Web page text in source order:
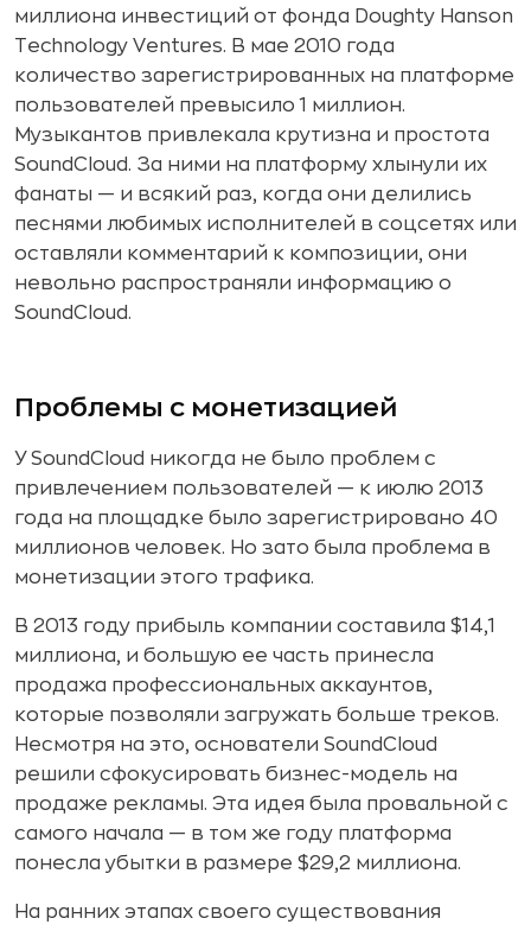
миллиона инвестиций от фонда Doughty Hanson
Technology Ventures. В мае 2010 года
количество зарегистрированных на платформе
пользователей превысило 1 миллион.
Музыкантов привлекала крутизна и простота
SoundCloud. За ними на платформу хлынули их
фанаты — и всякий раз, когда они делились
песнями любимых исполнителей в соцсетях или
оставляли комментарий к композиции, они
невольно распространяли информацию о
SoundCloud.
Проблемы с монетизацией
У SoundCloud никогда не было проблем с
привлечением пользователей — к июлю 2013
года на площадке было зарегистрировано 40
миллионов человек. Но зато была проблема в
монетизации этого трафика.
В 2013 году прибыль компании составила $14,1
миллиона, и большую ее часть принесла
продажа профессиональных аккаунтов,
которые позволяли загружать больше треков.
Несмотря на это, основатели SoundCloud
решили сфокусировать бизнес-модель на
продаже рекламы. Эта идея была провальной с
самого начала — в том же году платформа
понесла убытки в размере $29,2 миллиона.
На ранних этапах своего существования